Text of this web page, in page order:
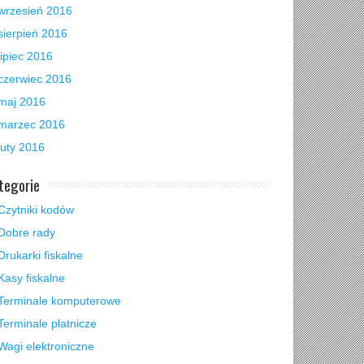
2016
2016
2016
2016
2016
2016
2016
kodów
rady
fiskalne
fiskalne
komputerowe
płatnicze
elektroniczne